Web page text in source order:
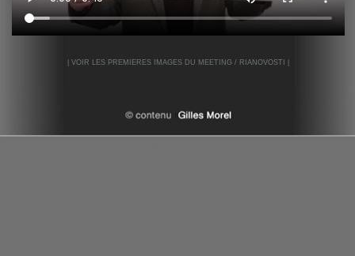
| VOIR LES PREMIERES IMAGES DU MEETING / RIANOVOSTI |